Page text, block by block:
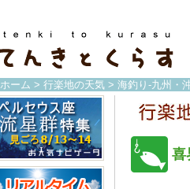
ホーム > 行楽地の天気 > 海釣り-九州・
喜